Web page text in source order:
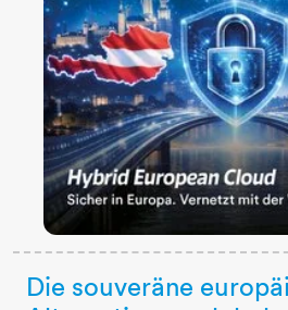
Die souveräne